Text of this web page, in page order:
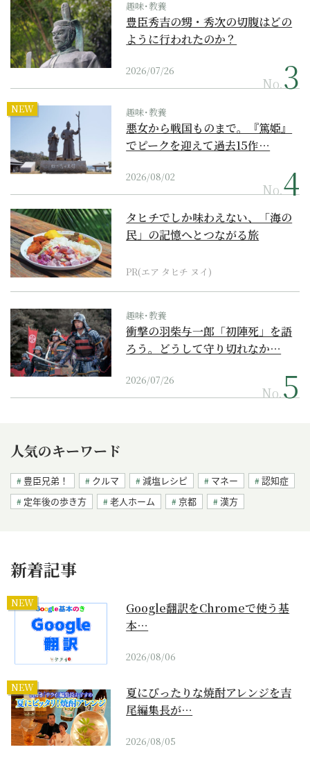
趣味･教養
豊臣秀吉の甥・秀次の切腹はどの
ように行われたのか？
2026/07/26
No.
NEW 趣味･教養
悪女から戦国ものまで。『篤姫』
でピークを迎えて過去15作…
2026/08/02
No.
タヒチでしか味わえない、「海の
民」の記憶へとつながる旅
PR(エア タヒチ ヌイ)
趣味･教養
衝撃の羽柴与一郎「初陣死」を語
ろう。どうして守り切れなか…
2026/07/26
No.
人気のキーワード
豊臣兄弟！ クルマ 減塩レシピ マネー
認知症
定年後の歩き方
老人ホーム 京都 漢方
新着記事
NEW
Google翻訳をChromeで使う基
本…
2026/08/06
NEW
夏にぴったりな焼酎アレンジを吉
尾編集長が…
2026/08/05